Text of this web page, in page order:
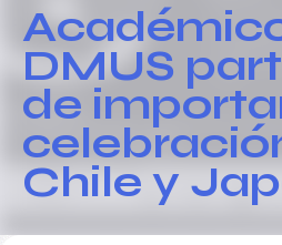
DMUS
de
Chile y